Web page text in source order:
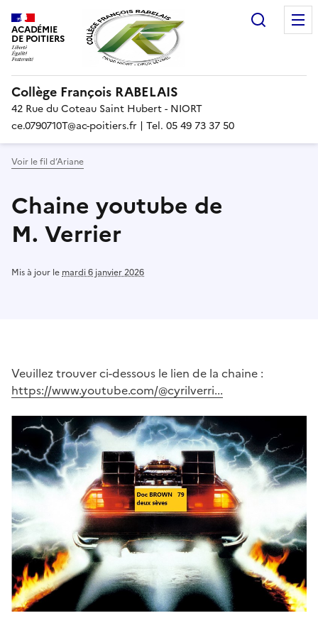
ACADÉMIE
DE POITIERS
Collège François RABELAIS
42 Rue du Coteau Saint Hubert - NIORT
ce.0790710T@ac-poitiers.fr | Tel. 05 49 73 37 50
Voir le fil d’Ariane
Chaine youtube de
M. Verrier
Mis à jour le mardi 6 janvier 2026
Veuillez trouver ci-dessous le lien de la chaine :
https://www.youtube.com/@cyrilverri...